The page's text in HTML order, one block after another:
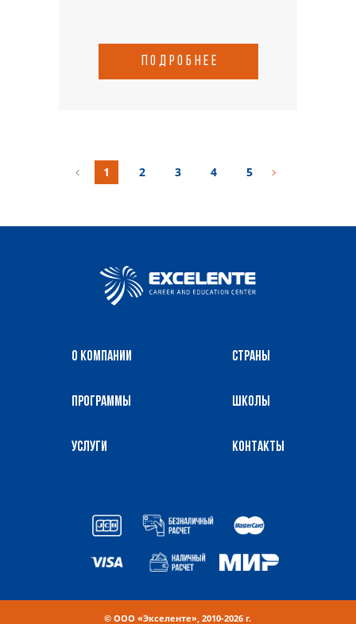
подробнее
1 2 3 4 5
О компании
Программы
Услуги
Страны
Школы
Контакты
© OOO «Экселенте», 2010-2026 г.